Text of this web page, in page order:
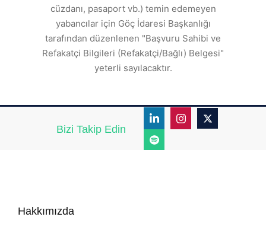
cüzdanı, pasaport vb.) temin edemeyen
yabancılar için Göç İdaresi Başkanlığı
tarafından düzenlenen "Başvuru Sahibi ve
Refakatçi Bilgileri (Refakatçi/Bağlı) Belgesi"
yeterli sayılacaktır.
Bizi Takip Edin
Hakkımızda